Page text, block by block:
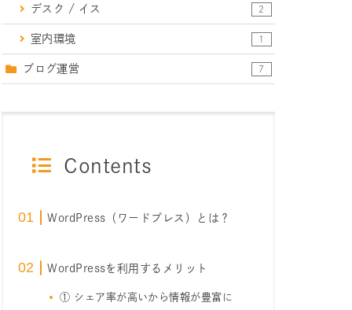
デスク / イス 2
室内環境 1
ブログ運営 7
Contents
WordPress（ワードプレス）とは？
WordPressを利用するメリット
① シェア率が高いから情報が豊富に